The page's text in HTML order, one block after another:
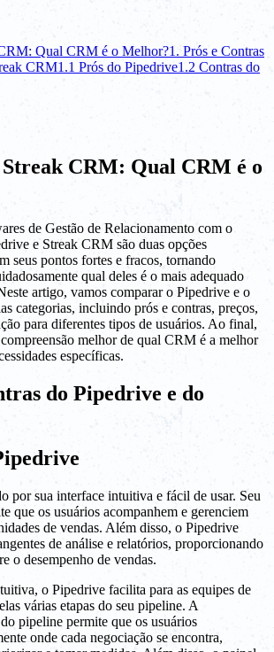
Qual CRM é o Melhor?1. Prós e Contras
CRM1.1 Prós do Pipedrive1.2 Contras do
CRM: Qual CRM é o
de Gestão de Relacionamento com o
e Streak CRM são duas opções
seus pontos fortes e fracos, tornando
qual deles é o mais adequado
artigo, vamos comparar o Pipedrive e o
categorias, incluindo prós e contras, preços,
para diferentes tipos de usuários. Ao final,
melhor de qual CRM é a melhor
específicas.
do Pipedrive e do
por sua interface intuitiva e fácil de usar. Seu
que os usuários acompanhem e gerenciem
de vendas. Além disso, o Pipedrive
de análise e relatórios, proporcionando
o desempenho de vendas.
o Pipedrive facilita para as equipes de
várias etapas do seu pipeline. A
pipeline permite que os usuários
onde cada negociação se encontra,